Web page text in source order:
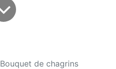
Bouquet de chagrins